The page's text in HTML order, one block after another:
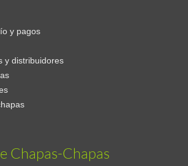
y pagos
y distribuidores
Chapas-Chapas